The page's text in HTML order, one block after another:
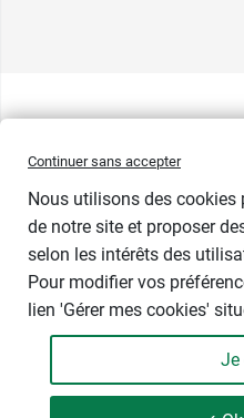
Continuer sans accepter
Nous utilisons des cookies
de notre site et proposer
selon les intérêts des
Pour modifier vos
lien 'Gérer mes cookies'
Je